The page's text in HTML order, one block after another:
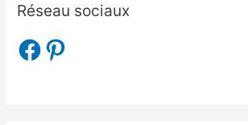
Réseau sociaux